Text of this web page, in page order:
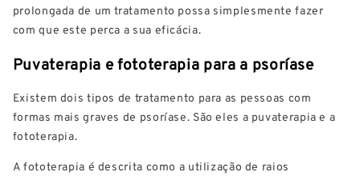
prolongada de um tratamento possa simplesmente fazer
com que este perca a sua eficácia.
Puvaterapia e fototerapia para a psoríase
Existem dois tipos de tratamento para as pessoas com
formas mais graves de psoríase. São eles a puvaterapia e a
fototerapia.
A fototerapia é descrita como a utilização de raios